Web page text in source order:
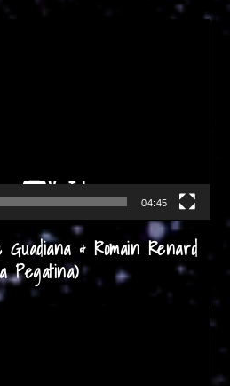
04:45
& Romain Renard
Pegatina)